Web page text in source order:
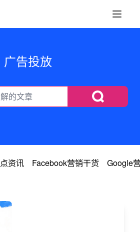
广告投放
资讯 Facebook营销干货 Google